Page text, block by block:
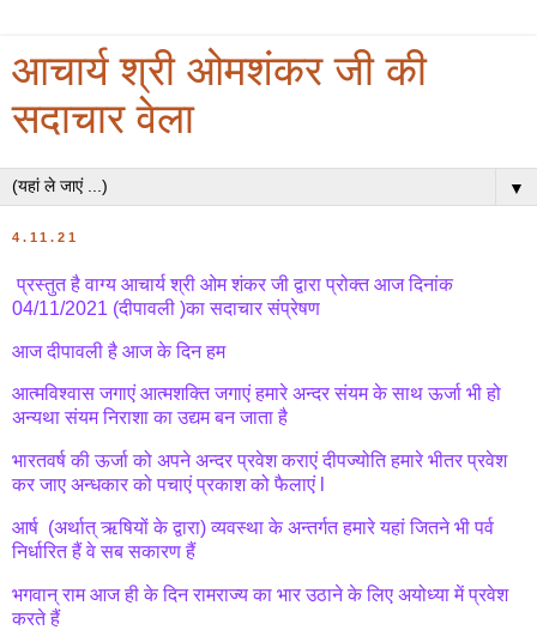
आचार्य श्री ओमशंकर जी की
सदाचार वेला
▼
4.11.21
प्रस्तुत है वाग्य आचार्य श्री ओम शंकर जी द्वारा प्रोक्त आज दिनांक
04/11/2021 (दीपावली )का सदाचार संप्रेषण
आज दीपावली है आज के दिन हम
आत्मविश्वास जगाएं आत्मशक्ति जगाएं हमारे अन्दर संयम के साथ ऊर्जा भी हो
अन्यथा संयम निराशा का उद्यम बन जाता है
भारतवर्ष की ऊर्जा को अपने अन्दर प्रवेश कराएं दीपज्योति हमारे भीतर प्रवेश
कर जाए अन्धकार को पचाएं प्रकाश को फैलाएं l
आर्ष (अर्थात् ऋषियों के द्वारा) व्यवस्था के अन्तर्गत हमारे यहां जितने भी पर्व
निर्धारित हैं वे सब सकारण हैं
भगवान् राम आज ही के दिन रामराज्य का भार उठाने के लिए अयोध्या में प्रवेश
करते हैं